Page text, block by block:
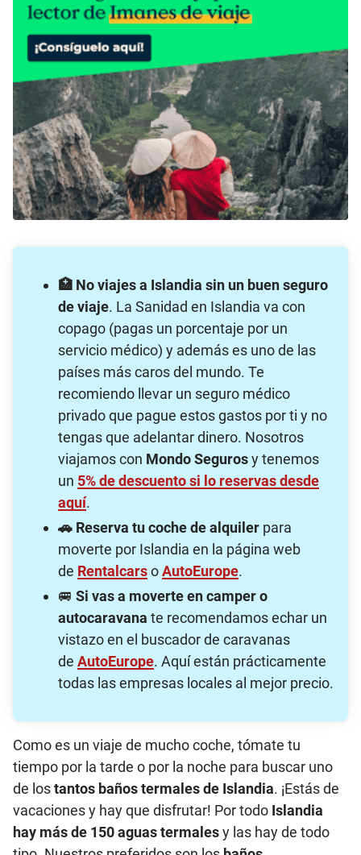
🏥 No viajes a Islandia sin un buen seguro
de viaje. La Sanidad en Islandia va con
copago (pagas un porcentaje por un
servicio médico) y además es uno de las
países más caros del mundo. Te
recomiendo llevar un seguro médico
privado que pague estos gastos por ti y no
tengas que adelantar dinero. Nosotros
viajamos con Mondo Segurosy tenemos
un 5% de descuento si lo reservas desde
aquí.
🚗 Reserva tu coche de alquiler para
moverte por Islandia en la página web
de RentalcarsoAutoEurope.
🚐 Si vas a moverte en camper o
autocaravana te recomendamos echar un
vistazo en el buscador de caravanas
de AutoEurope. Aquí están prácticamente
todas las empresas locales al mejor precio.
Como es un viaje de mucho coche, tómate tu
tiempo por la tarde o por la noche para buscar uno
de lostantos baños termales de Islandia. ¡Estás de
vacaciones y hay que disfrutar! Por todo Islandia
hay más de 150 aguas termalesy las hay de todo